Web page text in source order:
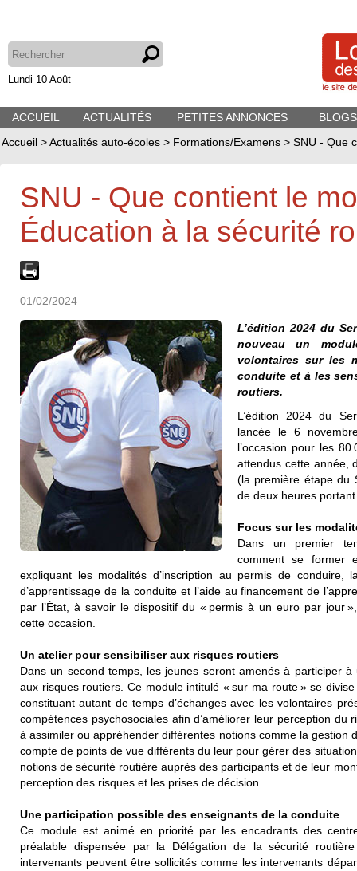
Lundi 10 Août
ACCUEIL ACTUALITÉS PETITES ANNONCES
Accueil >Actualités auto-écoles > Formations/Examens > SNU - Que
SNU - Que contient le
Éducation à la sécurité
01/02/2024
L’édition 2024 du
nouveau un
volontaires sur les
conduite et à les
routiers.
L’édition 2024 du
lancée le 6
l’occasion pour les
attendus cette année,
(la première étape du
de deux heures
Focus sur les
Dans un premier
comment se former
expliquant les modalités d’inscription au permis de conduire,
d’apprentissage de la conduite et l’aide au financement de
par l’État, à savoir le dispositif du « permis à un euro par jour
cette occasion.
Un atelier pour sensibiliser aux risques routiers
Dans un second temps, les jeunes seront amenés à participer
aux risques routiers. Ce module intitulé « sur ma route » se
constituant autant de temps d’échanges avec les volontaires
compétences psychosociales afin d’améliorer leur perception du
à assimiler ou appréhender différentes notions comme la gestion
compte de points de vue différents du leur pour gérer des
notions de sécurité routière auprès des participants et de leur
perception des risques et les prises de décision.
Une participation possible des enseignants de la conduite
Ce module est animé en priorité par les encadrants des
préalable dispensée par la Délégation de la sécurité
intervenants peuvent être sollicités comme les intervenants